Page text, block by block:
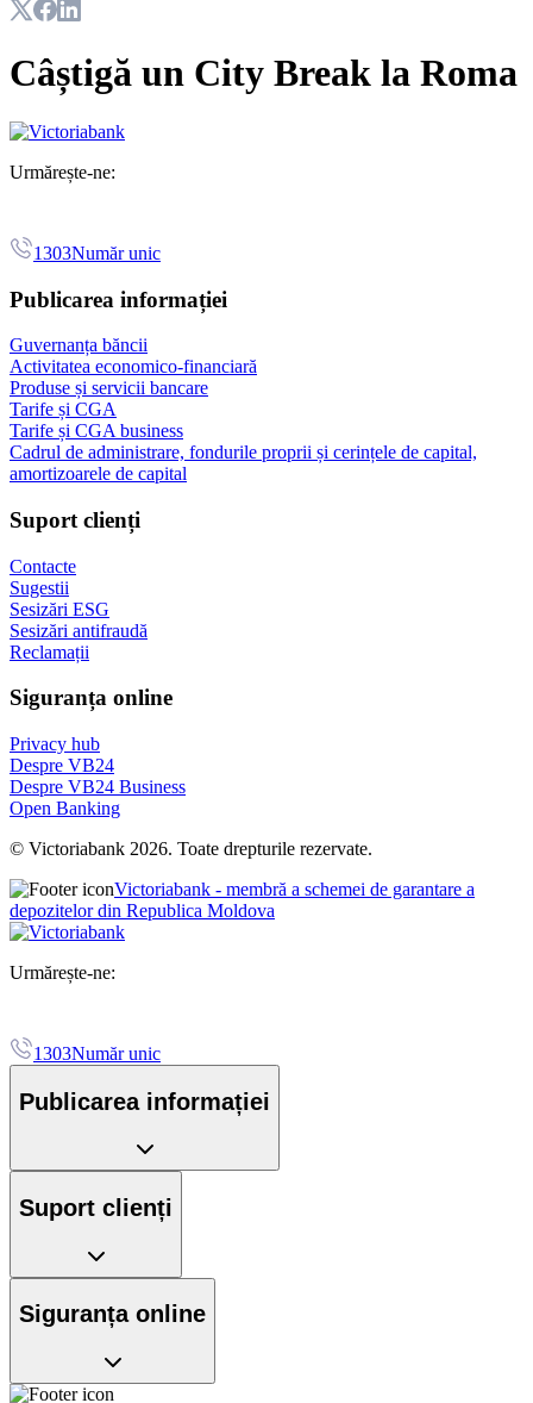
Câștigă un City Break la Roma
Urmărește-ne:
1303Număr unic
Publicarea informației
Guvernanța băncii
Activitatea economico-financiară
Produse și servicii bancare
Tarife și CGA
Tarife și CGA business
Cadrul de administrare, fondurile proprii și cerințele de capital,
amortizoarele de capital
Suport clienți
Contacte
Sugestii
Sesizări ESG
Sesizări antifraudă
Reclamații
Siguranța online
Privacy hub
Despre VB24
Despre VB24 Business
Open Banking
© Victoriabank 2026. Toate drepturile rezervate.
Victoriabank - membră a schemei de garantare a
depozitelor din Republica Moldova
Urmărește-ne:
1303Număr unic
Publicarea informației
Suport clienți
Siguranța online